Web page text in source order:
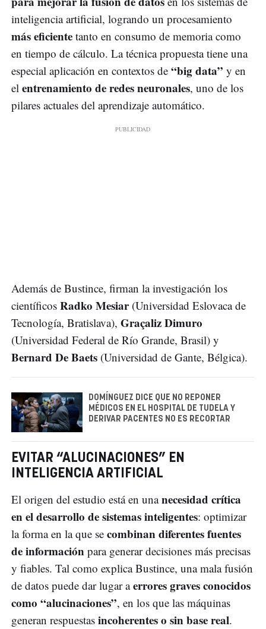
inteligencia artificial, logrando un procesamiento
más eficiente tanto en consumo de memoria como
en tiempo de cálculo. La técnica propuesta tiene una
especial aplicación en contextos de “big data” y en
el entrenamiento de redes neuronales, uno de los
pilares actuales del aprendizaje automático.
Además de Bustince, firman la investigación los
científicos Radko Mesiar(Universidad Eslovaca de
Tecnología, Bratislava), Graçaliz Dimuro
(Universidad Federal de Río Grande, Brasil) y
Bernard De Baets (Universidad de Gante, Bélgica).
DOMÍNGUEZ DICE QUE NO REPONER
MÉDICOS EN EL HOSPITAL DE TUDELA Y
DERIVAR PACENTES NO ES RECORTAR
EVITAR “ALUCINACIONES” EN
INTELIGENCIA ARTIFICIAL
El origen del estudio está en unanecesidad crítica
en el desarrollo de sistemas inteligentes: optimizar
la forma en la que se combinan diferentes fuentes
de información para generar decisiones más precisas
y fiables. Tal como explica Bustince, una mala fusión
de datos puede dar lugar aerrores graves conocidos
como “alucinaciones”, en los que las máquinas
generan respuestas incoherentes o sin base real.